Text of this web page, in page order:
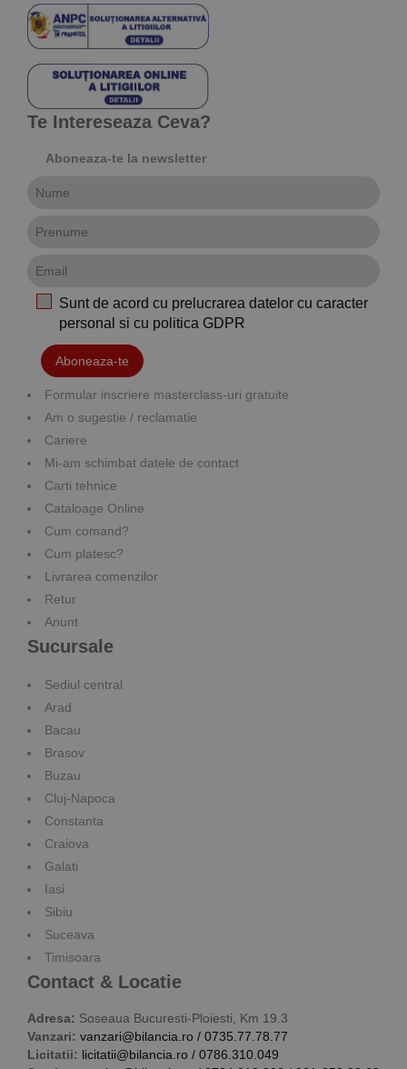
Te Intereseaza Ceva?
Aboneaza-te la newsletter
Sunt de acord cu prelucrarea datelor cu caracter
personal si cu politica GDPR
Aboneaza-te
Formular inscriere masterclass-uri gratuite
Am o sugestie / reclamatie
Cariere
Mi-am schimbat datele de contact
Carti tehnice
Cataloage Online
Cum comand?
Cum platesc?
Livrarea comenzilor
Retur
Anunt
Sucursale
Sediul central
Arad
Bacau
Brasov
Buzau
Cluj-Napoca
Constanta
Craiova
Galati
Iasi
Sibiu
Suceava
Timisoara
Contact & Locatie
Adresa: Soseaua Bucuresti-Ploiesti, Km 19.3
Vanzari: vanzari@bilancia.ro / 0735.77.78.77
Licitatii: licitatii@bilancia.ro / 0786.310.049